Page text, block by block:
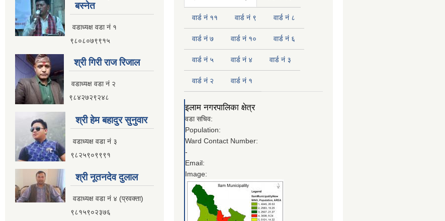
बस्नेत
वडाध्यक्ष वडा न‌ं १
९८०८०७९९१५
श्री गिरी राज रिजाल
वडाध्यक्ष वडा नं २
९८४२७२९२४८
श्री हेम बहादुर सुनुवार
वडाध्यक्ष वडा नं ३
९८२५९०९९९१
श्री नूतनदेव दुलाल
वडाध्यक्ष वडा नं ४ (प्रवक्ता)
९८१५९०२३७६
वार्ड नं ११ वार्ड नं ९ वार्ड नं ८
वार्ड नं ७ वार्ड नं १० वार्ड नं ६
वार्ड नं ५ वार्ड नं ४ वार्ड नं ३
वार्ड नं २ वार्ड नं १
इलाम नगरपालिका क्षेत्र
वडा सचिव:
Population:
Ward Contact Number:
-
Email:
Image: